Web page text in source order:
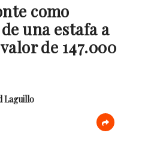
como
una estafa a
de 147.000
Laguillo